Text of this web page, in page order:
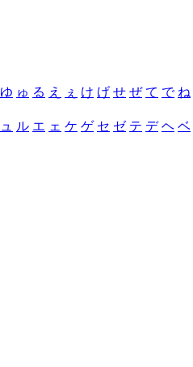
ゆ ゅ る え ぇ け げ せ ぜ て で ね
ュ ル エ ェ ケ ゲ セ ゼ テ デ ヘ ベ